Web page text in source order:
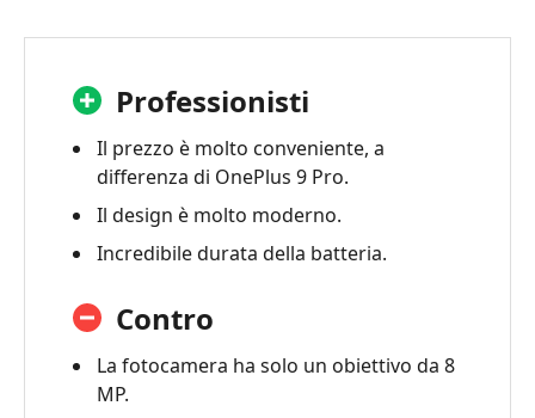
Professionisti
Il prezzo è molto conveniente, a
differenza di OnePlus 9 Pro.
Il design è molto moderno.
Incredibile durata della batteria.
Contro
La fotocamera ha solo un obiettivo da 8
MP.